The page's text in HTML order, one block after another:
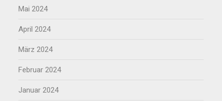
Mai 2024
April 2024
März 2024
Februar 2024
Januar 2024